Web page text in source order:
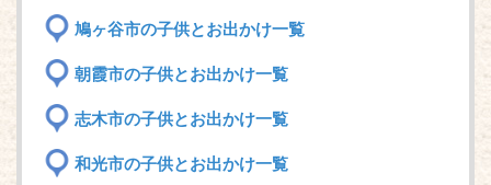
鳩ヶ谷市の子供とお出かけ一覧
朝霞市の子供とお出かけ一覧
志木市の子供とお出かけ一覧
和光市の子供とお出かけ一覧